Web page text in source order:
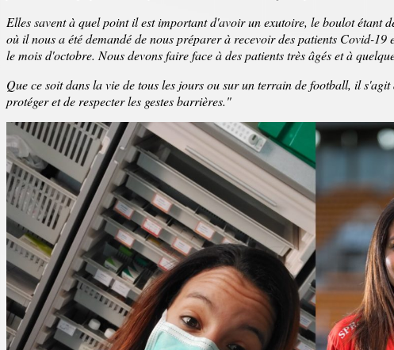
Elles savent à quel point il est important d'avoir un exutoire, le boulot étant
où il nous a été demandé de nous préparer à recevoir des patients Covid-
le mois d'octobre. Nous devons faire face à des patients très âgés et à
Que ce soit dans la vie de tous les jours ou sur un terrain de football, il
protéger et de respecter les gestes barrières."